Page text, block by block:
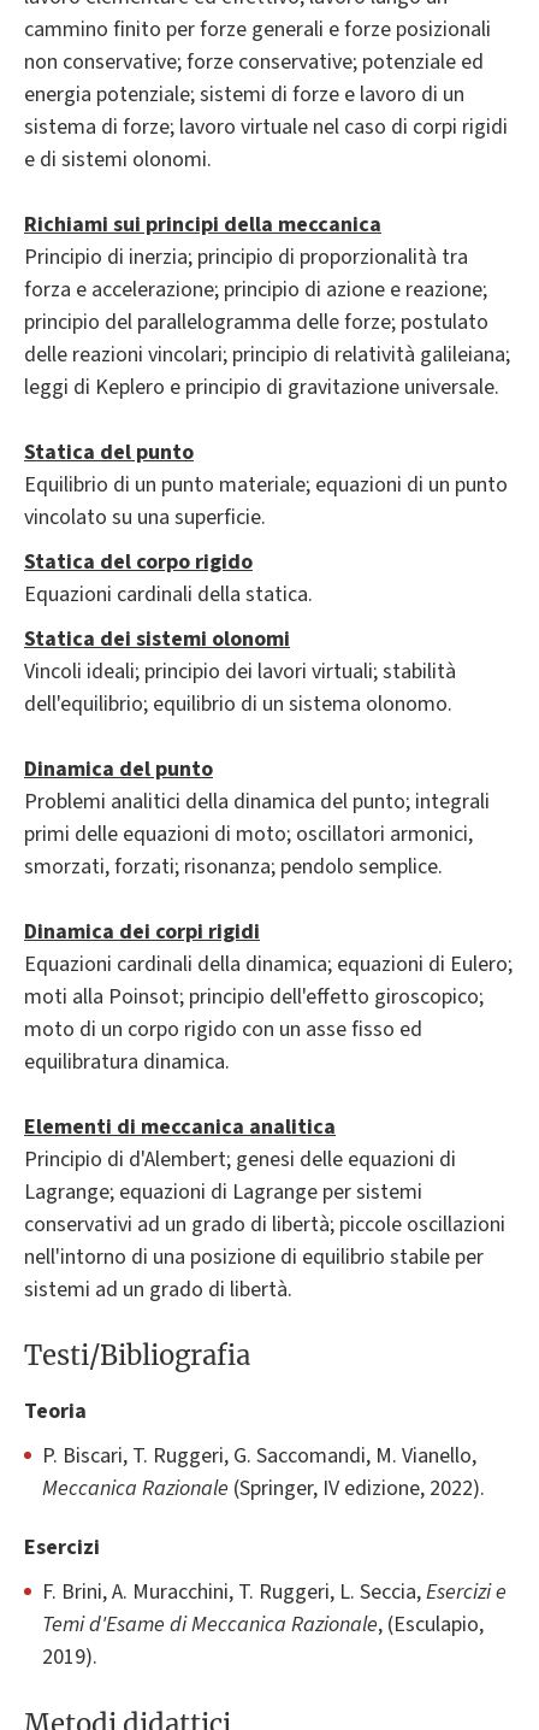
cammino finito per forze generali e forze posizionali
non conservative; forze conservative; potenziale ed
energia potenziale; sistemi di forze e lavoro di un
sistema di forze; lavoro virtuale nel caso di corpi rigidi
e di sistemi olonomi.
Richiami sui principi della meccanica
Principio di inerzia; principio di proporzionalità tra
forza e accelerazione; principio di azione e reazione;
principio del parallelogramma delle forze; postulato
delle reazioni vincolari; principio di relatività galileiana;
leggi di Keplero e principio di gravitazione universale.
Statica del punto
Equilibrio di un punto materiale; equazioni di un punto
vincolato su una superficie.
Statica del corpo rigido
Equazioni cardinali della statica.
Statica dei sistemi olonomi
Vincoli ideali; principio dei lavori virtuali; stabilità
dell'equilibrio; equilibrio di un sistema olonomo.
Dinamica del punto
Problemi analitici della dinamica del punto; integrali
primi delle equazioni di moto; oscillatori armonici,
smorzati, forzati; risonanza; pendolo semplice.
Dinamica dei corpi rigidi
Equazioni cardinali della dinamica; equazioni di Eulero;
moti alla Poinsot; principio dell'effetto giroscopico;
moto di un corpo rigido con un asse fisso ed
equilibratura dinamica.
Elementi di meccanica analitica
Principio di d'Alembert; genesi delle equazioni di
Lagrange; equazioni di Lagrange per sistemi
conservativi ad un grado di libertà; piccole oscillazioni
nell'intorno di una posizione di equilibrio stabile per
sistemi ad un grado di libertà.
Testi/Bibliografia
Teoria
P. Biscari, T. Ruggeri, G. Saccomandi, M. Vianello,
Meccanica Razionale (Springer, IV edizione, 2022).
Esercizi
F. Brini, A. Muracchini, T. Ruggeri, L. Seccia,Esercizi e
Temi d'Esame di Meccanica Razionale, (Esculapio,
2019).